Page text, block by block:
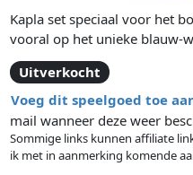
Kapla set speciaal voor het
vooral op het unieke blauw-
De doos is speciaal voor het
alhoewel er ook andere
Uitverkocht
Voeg dit speelgoed toe
mail wanneer deze weer
Sommige links kunnen affiliate
ik met in aanmerking komende